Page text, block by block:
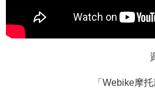
「Webike摩